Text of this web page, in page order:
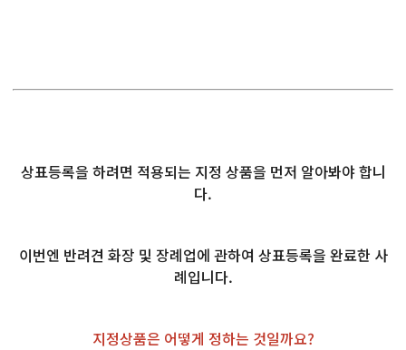
상표등록을 하려면 적용되는 지정 상품을 먼저 알아봐야 합니
다.
이번엔 반려견 화장 및 장례업에 관하여 상표등록을 완료한 사
례입니다.
지정상품은 어떻게 정하는 것일까요?